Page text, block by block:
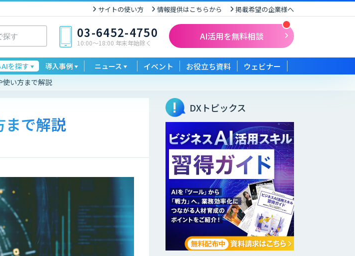
サイトの使い方 情報提供はこちらから 掲載希望の企業様へ
03-6452-4750
10:00〜18:00 年末年始除く
AI活用を無料相談
を探す 導入事例 ニュース イベント お役立ち資料 ウェビナー
い方まで解説
で解説
DXトピックス